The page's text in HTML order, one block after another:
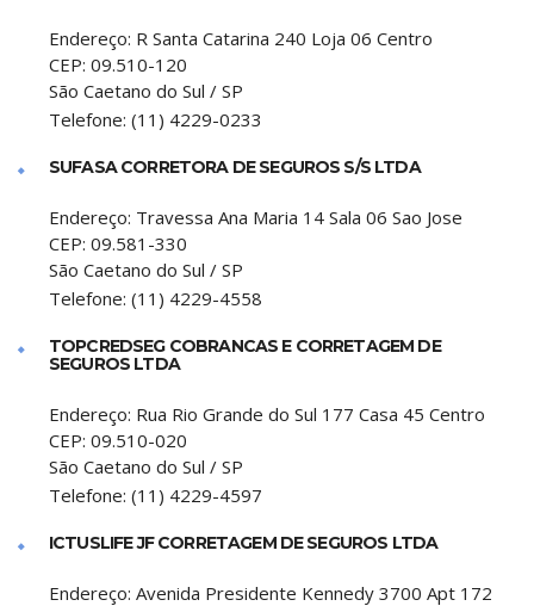
Endereço: R Santa Catarina 240 Loja 06 Centro
CEP: 09.510-120
São Caetano do Sul / SP
Telefone: (11) 4229-0233
SUFASA CORRETORA DE SEGUROS S/S LTDA
Endereço: Travessa Ana Maria 14 Sala 06 Sao Jose
CEP: 09.581-330
São Caetano do Sul / SP
Telefone: (11) 4229-4558
TOPCREDSEG COBRANCAS E CORRETAGEM DE
SEGUROS LTDA
Endereço: Rua Rio Grande do Sul 177 Casa 45 Centro
CEP: 09.510-020
São Caetano do Sul / SP
Telefone: (11) 4229-4597
ICTUSLIFE JF CORRETAGEM DE SEGUROS LTDA
Endereço: Avenida Presidente Kennedy 3700 Apt 172